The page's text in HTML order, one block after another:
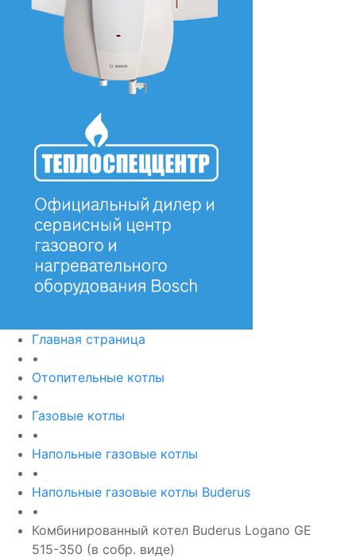
Главная страница
•
Отопительные котлы
•
Газовые котлы
•
Напольные газовые котлы
•
Напольные газовые котлы Buderus
•
Комбинированный котел Buderus Logano GE
515-350 (в собр. виде)